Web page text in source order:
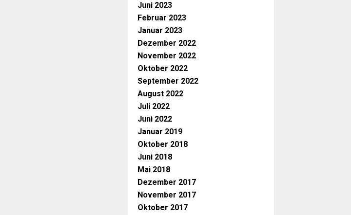
Juni 2023
Februar 2023
Januar 2023
Dezember 2022
November 2022
Oktober 2022
September 2022
August 2022
Juli 2022
Juni 2022
Januar 2019
Oktober 2018
Juni 2018
Mai 2018
Dezember 2017
November 2017
Oktober 2017